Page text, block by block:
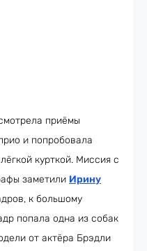
приёмы
и попробовала
курткой. Миссия с
заметили Ирину
к большому
попала одна из собак
от актёра Брэдли